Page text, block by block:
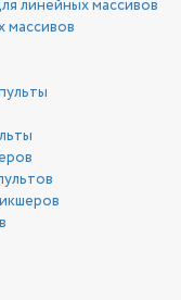
линейных массивов
массивов